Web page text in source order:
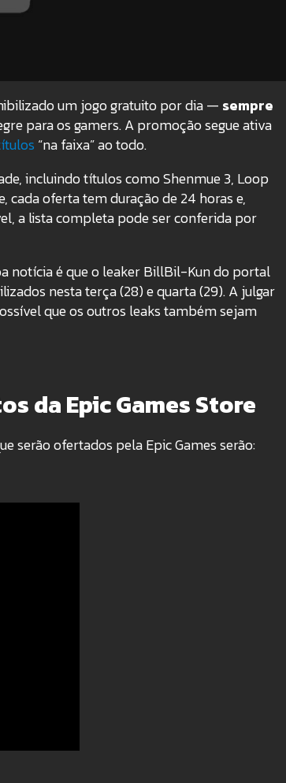
um jogo gratuito por dia — sempre
para os gamers. A promoção segue ativa
“na faixa” ao todo.
incluindo títulos como Shenmue 3, Loop
cada oferta tem duração de 24 horas e,
a lista completa pode ser conferida por
notícia é que o leaker BillBil-Kun do portal
nesta terça (28) e quarta (29). A julgar
que os outros leaks também sejam
da Epic Games Store
serão ofertados pela Epic Games serão: